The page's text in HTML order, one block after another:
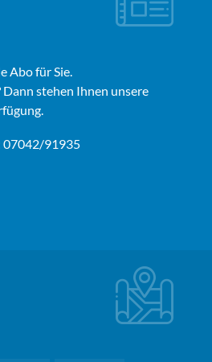
Abo für Sie.
Dann stehen Ihnen unsere
07042/91935